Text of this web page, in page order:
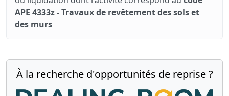
APE 4333z - Travaux de revêtement des sols et
des murs
À la recherche d'opportunités de reprise ?